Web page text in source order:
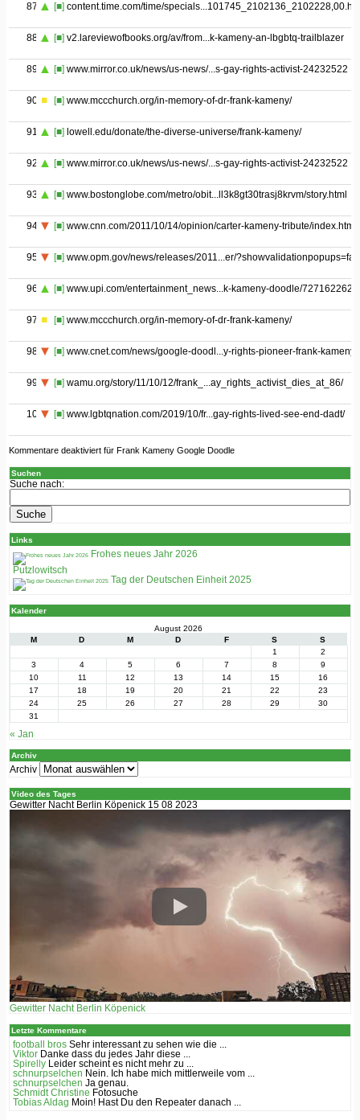
87 [■] content.time.com/time/
88 [■] v2.lareviewofbooks.org/av/from...k-kameny-an-lbgbtq-trailblazer
89 [■] www.mirror.co.uk/news/us-news/...s-gay-rights-activist-24232522
90 [■] www.mccchurch.org/in-memory-of-dr-frank-kameny/
91 [■] lowell.edu/donate/the-diverse-universe/frank-kameny/
92 [■] www.mirror.co.uk/news/us-news/...s-gay-rights-activist-24232522
93 [■] www.bostonglobe.com/metro/obit...ll3k8gt30trasj8krvm/story.html
94 [■] www.cnn.com/2011/10/14/opinion/carter-kameny-tribute/index.html
95 [■] www.opm.gov/news/releases/2011...er/
96 [■] www.upi.com/entertainment_news...k-kameny-doodle/
97 [■] www.mccchurch.org/in-memory-of-dr-frank-kameny/
98 [■] www.cnet.com/news/google-doodl...y-rights-pioneer-frank-kameny/
99 [■] wamu.org/story/11/10/12/frank_...ay_rights_activist_dies_at_86/
100 [■] www.lgbtqnation.com/2019/10/fr...gay-rights-lived-see-end-dadt/
Kommentare deaktiviertfür Frank Kameny Google Doodle
Suchen
Suche nach:
Links
Frohes neues Jahr 2026
Putzlowitsch
Tag der Deutschen Einheit 2025
Kalender
August 2026
M
D M D F S
S
1
2
3
4 5 6 7 8
9
10
11 12 13 14 15
16
17
18 19 20 21 22
23
24
25 26 27 28 29
30
31
« Jan
Archiv
Archiv
Video des Tages
Gewitter Nacht Berlin Köpenick 15 08 2023
Gewitter Nacht Berlin Köpenick
Letzte Kommentare
football bros Sehr interessant zu sehen wie die ...
Viktor Danke dass du jedes Jahr diese ...
Spirelly
Leider scheint es nicht mehr zu ...
schnurpselchen Nein. Ich habe mich mittlerweile vom ...
schnurpselchen Ja genau.
Schmidt Christine Fotosuche
Tobias Aldag Moin! Hast Du den Repeater danach ...